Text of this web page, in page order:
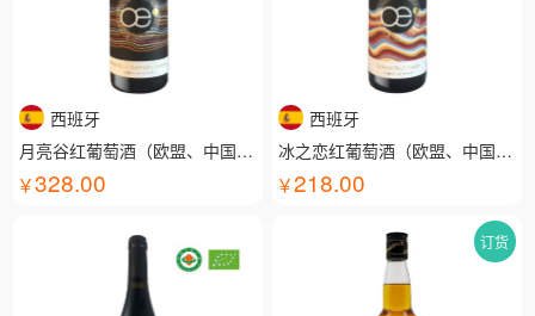
西班牙
月亮谷红葡萄酒（欧盟、中国有机认证）
328.00
西班牙
冰之恋红葡萄酒（欧盟、中国有机认证）
218.00
订货